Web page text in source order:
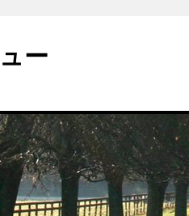
ー